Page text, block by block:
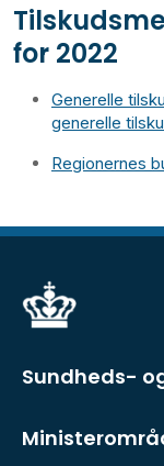
for 2022
Generelle
generelle
Regionernes
Sundheds-